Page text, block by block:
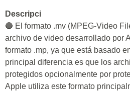
Descripci
🔵 El formato .mv (MPEG-Video
archivo de video desarrollado por
formato .mp, ya que está basado
principal diferencia es que los
protegidos opcionalmente por
Apple utiliza este formato